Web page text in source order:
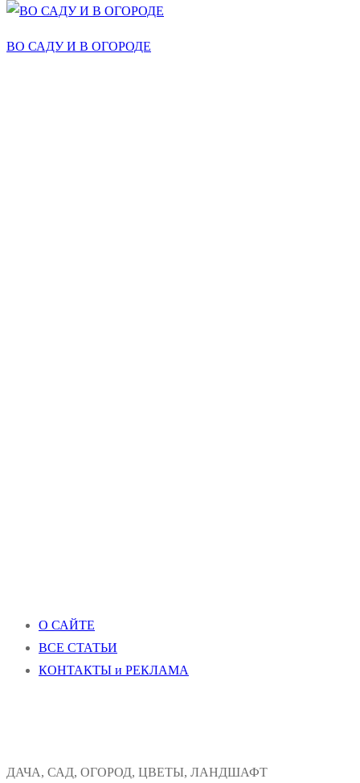
ВО САДУ И В ОГОРОДЕ
О САЙТЕ
ВСЕ СТАТЬИ
КОНТАКТЫ и РЕКЛАМА
ДАЧА, САД, ОГОРОД, ЦВЕТЫ, ЛАНДШАФТ